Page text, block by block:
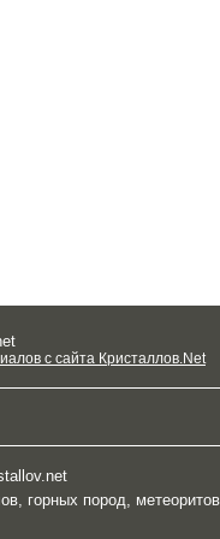
с сайта Кристаллов.Net
горных пород,